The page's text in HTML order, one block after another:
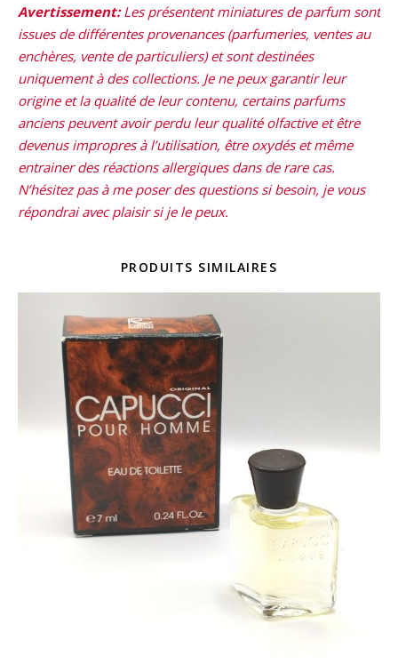
Avertissement:Les présentent miniatures de parfum sont
issues de différentes provenances (parfumeries, ventes au
enchères, vente de particuliers) et sont destinées
uniquement à des collections. Je ne peux garantir leur
origine et la qualité de leur contenu, certains parfums
anciens peuvent avoir perdu leur qualité olfactive et être
devenus impropres à l’utilisation, être oxydés et même
entrainer des réactions allergiques dans de rare cas.
N’hésitez pas à me poser des questions si besoin, je vous
répondrai avec plaisir si je le peux.
PRODUITS SIMILAIRES